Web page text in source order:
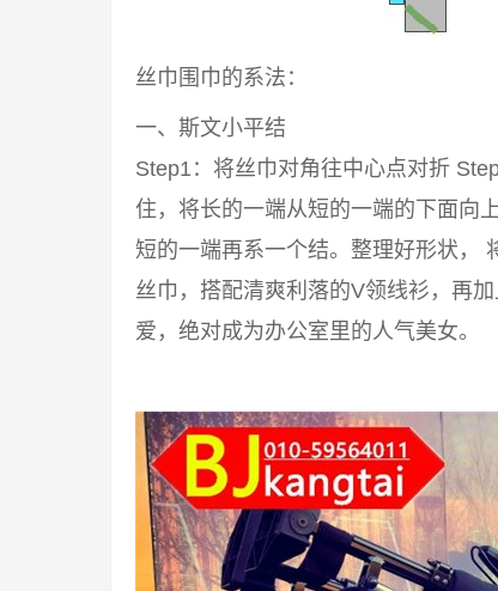
丝巾围巾的系法：
一、斯文小平结
Step1：将丝巾对角往中心点对折
住，将长的一端从短的一端的下面向
短的一端再系一个结。整理好形状，
丝巾，搭配清爽利落的V领线衫，再
爱，绝对成为办公室里的人气美女。